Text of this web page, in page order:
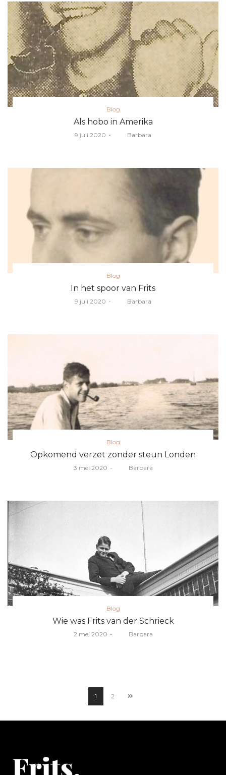
Posted
in
Blog
Als hobo in Amerika
Posted
9 juli 2020 Barbara
Posted
in
Blog
In het spoor van Frits
Posted
9 juli 2020 Barbara
Posted
in
Blog
Opkomend verzet zonder steun Londen
Posted
3 mei 2020 Barbara
Posted
in
Blog
Wie was Frits van der Schrieck
Posted
2 mei 2020 Barbara
1 2